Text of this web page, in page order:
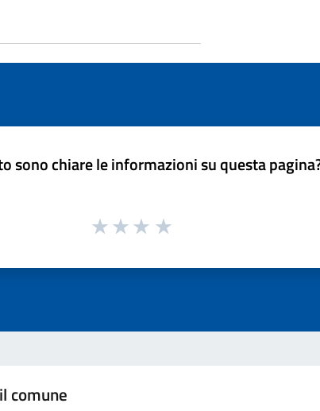
sono chiare le informazioni su questa
comune